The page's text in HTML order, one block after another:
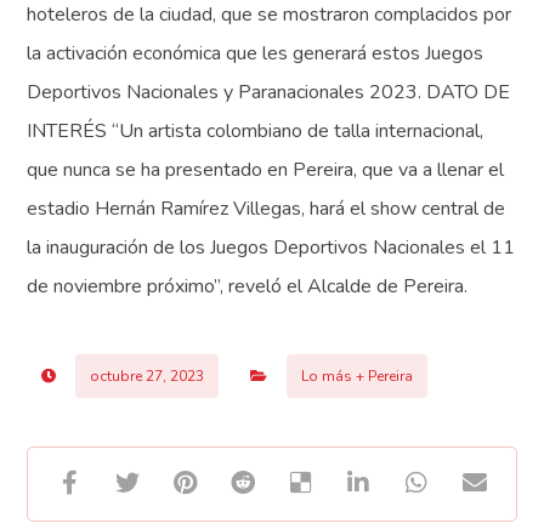
hoteleros de la ciudad, que se mostraron complacidos por
la activación económica que les generará estos Juegos
Deportivos Nacionales y Paranacionales 2023. DATO DE
INTERÉS “Un artista colombiano de talla internacional,
que nunca se ha presentado en Pereira, que va a llenar el
estadio Hernán Ramírez Villegas, hará el show central de
la inauguración de los Juegos Deportivos Nacionales el 11
de noviembre próximo”, reveló el Alcalde de Pereira.
octubre 27, 2023 Lo más + Pereira